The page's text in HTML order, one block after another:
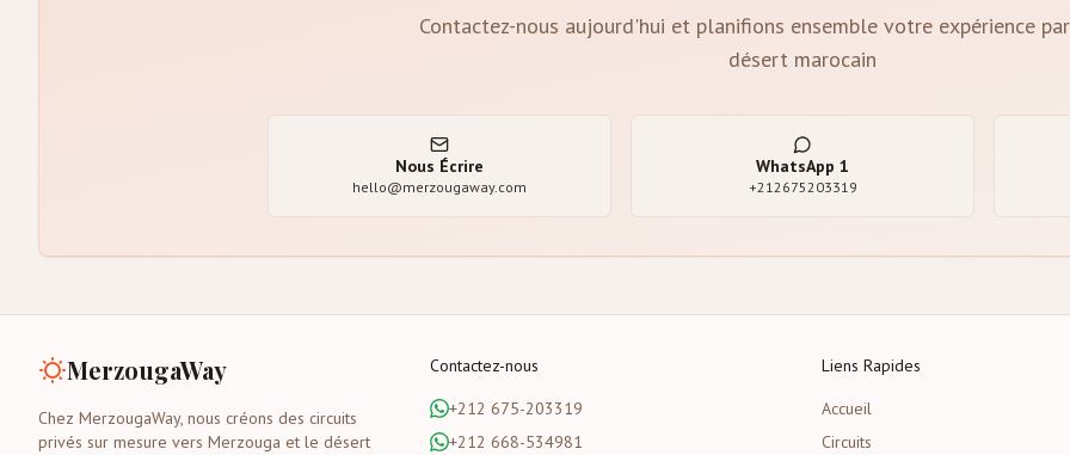
Contactez-nous aujourd'hui et planifions ensemble votre expérience
désert marocain
Nous Écrire
hello@merzougaway.com
WhatsApp 1
+212675203319
MerzougaWay
Chez MerzougaWay, nous créons des circuits
privés sur mesure vers Merzouga et le désert
Contactez-nous
+212 675-203319
+212 668-534981
Liens Rapides
Accueil
Circuits